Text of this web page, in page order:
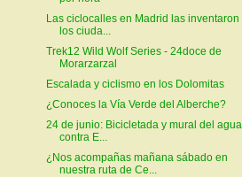
Las ciclocalles en Madrid las inventaron
los ciuda...
Trek12 Wild Wolf Series - 24doce de
Morarzarzal
Escalada y ciclismo en los Dolomitas
¿Conoces la Vía Verde del Alberche?
24 de junio: Bicicletada y mural del agua
contra E...
¿Nos acompañas mañana sábado en
nuestra ruta de Ce...